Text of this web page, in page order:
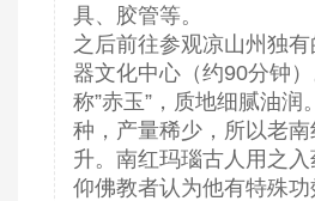
具、胶管等。
之后前往参观凉山州独
器文化中心（约90分钟
称”赤玉”，质地细腻油润
种，产量稀少，所以老
升。南红玛瑙古人用之
仰佛教者认为他有特殊